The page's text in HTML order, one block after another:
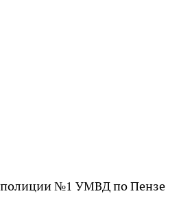
полиции №1 УМВД по Пензе